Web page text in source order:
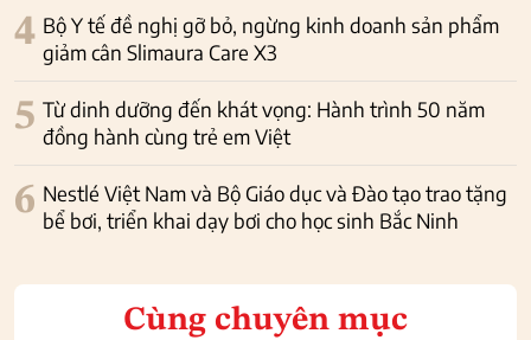
4 Bộ Y tế đề nghị gỡ bỏ, ngừng kinh doanh sản phẩm
giảm cân Slimaura Care X3
5 Từ dinh dưỡng đến khát vọng: Hành trình 50 năm
đồng hành cùng trẻ em Việt
6 Nestlé Việt Nam và Bộ Giáo dục và Đào tạo trao tặng
bể bơi, triển khai dạy bơi cho học sinh Bắc Ninh
Cùng chuyên mục